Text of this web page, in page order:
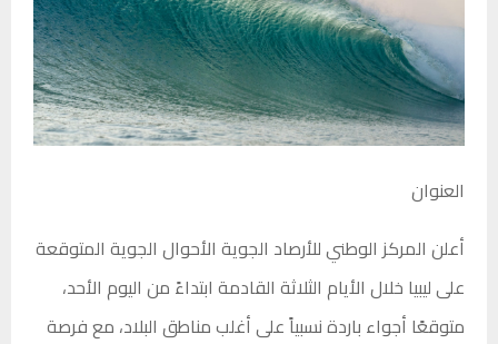
العنوان
أعلن المركز الوطني للأرصاد الجوية الأحوال الجوية المتوقعة
على ليبيا خلال الأيام الثلاثة القادمة ابتداءً من اليوم الأحد،
متوقعًا أجواء باردة نسبياً على أغلب مناطق البلاد، مع فرصة